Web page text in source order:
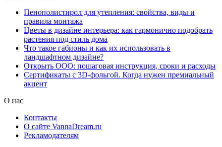
Пенополистирол для утепления: свойства, виды и
правила монтажа
Цветы в дизайне интерьера: как гармонично подобрать
растения под стиль дома
Что такое габионы и как их использовать в
ландшафтном дизайне?
Открыть ООО: пошаговая инструкция, сроки и расходы
Сертификаты с 3D-фольгой. Когда нужен премиальный
акцент
О нас
Контакты
О сайте VannaDream.ru
Рекламодателям